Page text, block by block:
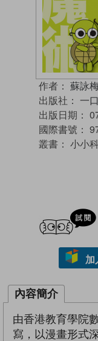
作者： 蘇詠
出版社： 一
出版日期：
國際書號：
叢書： 小小
加
內容簡介
由香港教育學院
寫，以漫畫形式